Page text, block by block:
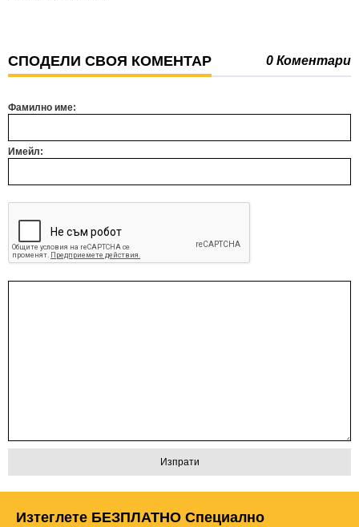
СПОДЕЛИ СВОЯ КОМЕНТАР 0 Коментари
Фамилно име:
Имейл:
Изтеглете БЕЗПЛАТНО Специално